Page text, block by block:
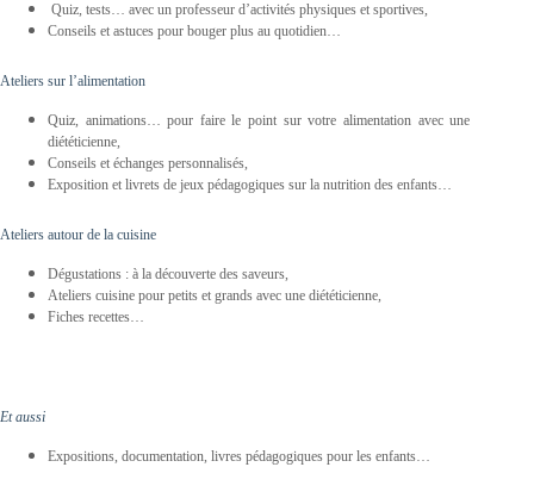
Quiz, tests… avec un professeur d’activités physiques et sportives,
Conseils et astuces pour bouger plus au quotidien…
Ateliers sur l’alimentation
Quiz, animations… pour faire le point sur votre alimentation avec une
diététicienne,
Conseils et échanges personnalisés,
Exposition et livrets de jeux pédagogiques sur la nutrition des enfants…
Ateliers autour de la cuisine
Dégustations : à la découverte des saveurs,
Ateliers cuisine pour petits et grands avec une diététicienne,
Fiches recettes…
Et aussi
Expositions, documentation, livres pédagogiques pour les enfants…